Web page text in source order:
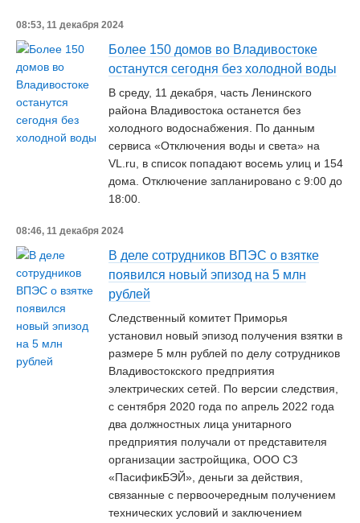
08:53, 11 декабря 2024
Более 150 домов во Владивостоке
останутся сегодня без холодной воды
В среду, 11 декабря, часть Ленинского
района Владивостока останется без
холодного водоснабжения. По данным
сервиса «Отключения воды и света» на
VL.ru, в список попадают восемь улиц и 154
дома. Отключение запланировано с 9:00 до
18:00.
08:46, 11 декабря 2024
В деле сотрудников ВПЭС о взятке
появился новый эпизод на 5 млн
рублей
Следственный комитет Приморья
установил новый эпизод получения взятки в
размере 5 млн рублей по делу сотрудников
Владивостокского предприятия
электрических сетей. По версии следствия,
с сентября 2020 года по апрель 2022 года
два должностных лица унитарного
предприятия получали от представителя
организации застройщика, ООО СЗ
«ПасификБЭЙ», деньги за действия,
связанные с первоочередным получением
технических условий и заключением